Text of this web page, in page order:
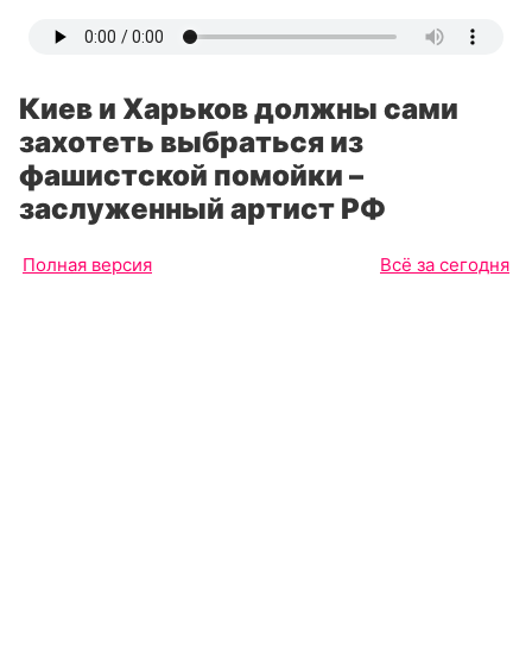
Киев и Харьков должны сами
захотеть выбраться из
фашистской помойки –
заслуженный артист РФ
Полная версия Всё за сегодня